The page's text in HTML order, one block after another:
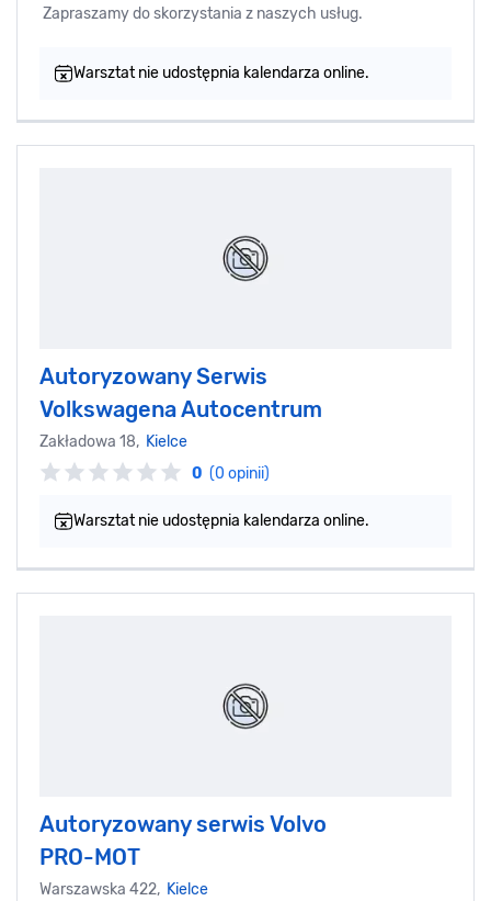
Zapraszamy do skorzystania z naszych usług.
Warsztat nie udostępnia kalendarza online.
Autoryzowany Serwis
Volkswagena Autocentrum
Zakładowa 18, Kielce
0 (0 opinii)
Warsztat nie udostępnia kalendarza online.
Autoryzowany serwis Volvo
PRO-MOT
Warszawska 422, Kielce